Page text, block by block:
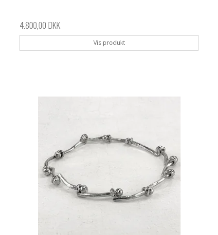
4.800,00 DKK
Vis produkt